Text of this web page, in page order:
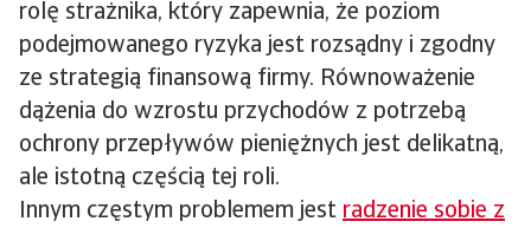
rolę strażnika, który zapewnia, że poziom
podejmowanego ryzyka jest rozsądny i zgodny
ze strategią finansową firmy. Równoważenie
dążenia do wzrostu przychodów z potrzebą
ochrony przepływów pieniężnych jest delikatną,
ale istotną częścią tej roli.
Innym częstym problemem jest radzenie sobie z